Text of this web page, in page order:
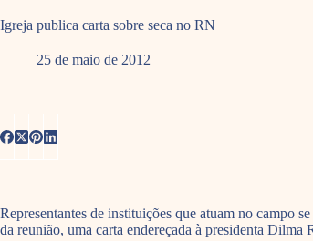
Igreja publica carta sobre seca no RN
25 de maio de 2012
Representantes de instituições que atuam no campo
da reunião, uma carta endereçada à presidenta